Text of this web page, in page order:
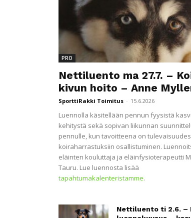
PRO
Nettiluento ma 27.7. –
kivun hoito – Anne
SporttiRakki Toimitus - 15.6.2026
Luennolla käsitellään pennun fyysistä
kehitystä sekä sopivan liikunnan
pennulle, kun tavoitteena on
koiraharrastuksiin osallistuminen.
eläinten kouluttaja ja eläinfysioterapeutti
Tauru. Lue luennosta lisää
tapahtumakalenteristamme.
Nettiluento ti 2.6. –